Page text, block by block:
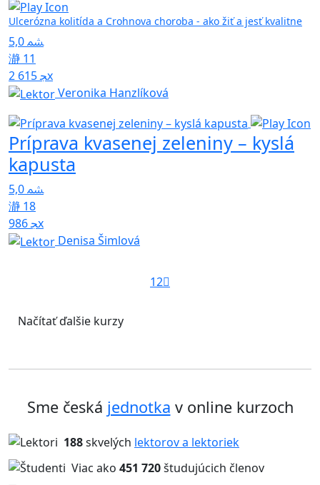
Ulcerózna kolitída a Crohnova choroba - ako žiť a jesť kvalitne
5,0
11
2 615x
Veronika Hanzlíková
Príprava kvasenej zeleniny – kyslá
kapusta
5,0
18
986x
Denisa Šimlová
12
Načítať ďalšie kurzy
Sme česká jednotka v online kurzoch
188skvelých lektorov a lektoriek
Viac ako 451 720študujúcich členov